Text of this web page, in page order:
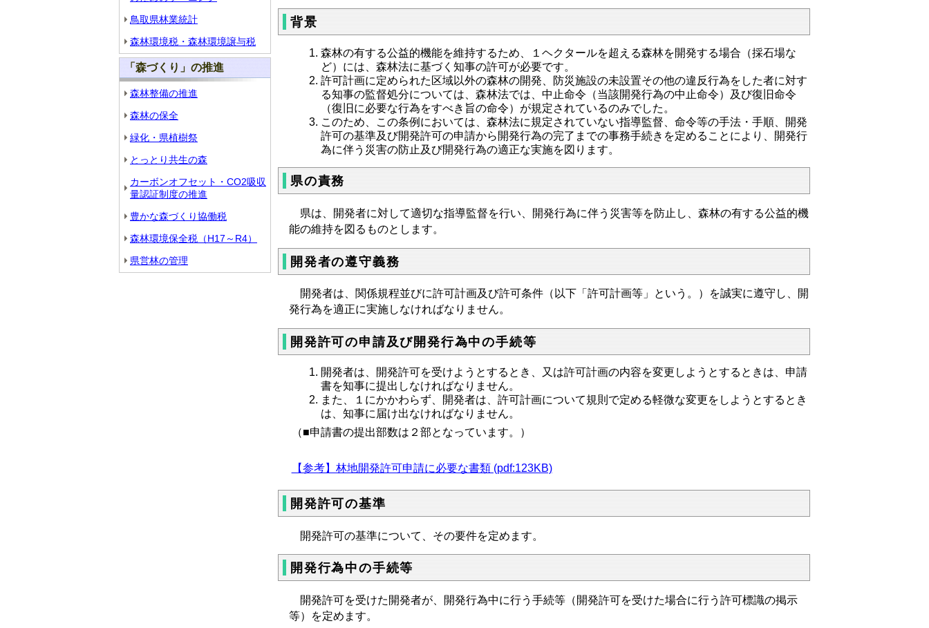
鳥取県林業統計
森林環境税・森林環境譲与税
「森づくり」の推進
森林整備の推進
森林の保全
緑化・県植樹祭
とっとり共生の森
カーボンオフセット・CO2吸収
量認証制度の推進
豊かな森づくり協働税
森林環境保全税（H17～R4）
県営林の管理
背景
森林の有する公益的機能を維持するため、１ヘクタールを超える森林を開発する場合（採石場な
ど）には、森林法に基づく知事の許可が必要です。
許可計画に定められた区域以外の森林の開発、防災施設の未設置その他の違反行為をした者に対す
る知事の監督処分については、森林法では、中止命令（当該開発行為の中止命令）及び復旧命令
（復旧に必要な行為をすべき旨の命令）が規定されているのみでした。
このため、この条例においては、森林法に規定されていない指導監督、命令等の手法・手順、開発
許可の基準及び開発許可の申請から開発行為の完了までの事務手続きを定めることにより、開発行
為に伴う災害の防止及び開発行為の適正な実施を図ります。
県の責務
県は、開発者に対して適切な指導監督を行い、開発行為に伴う災害等を防止し、森林の有する公益的機
能の維持を図るものとします。
開発者の遵守義務
開発者は、関係規程並びに許可計画及び許可条件（以下「許可計画等」という。）を誠実に遵守し、開
発行為を適正に実施しなければなりません。
開発許可の申請及び開発行為中の手続等
開発者は、開発許可を受けようとするとき、又は許可計画の内容を変更しようとするときは、申請
書を知事に提出しなければなりません。
また、１にかかわらず、開発者は、許可計画について規則で定める軽微な変更をしようとするとき
は、知事に届け出なければなりません。
（■申請書の提出部数は２部となっています。）
【参考】林地開発許可申請に必要な書類 (pdf:123KB)
開発許可の基準
開発許可の基準について、その要件を定めます。
開発行為中の手続等
開発許可を受けた開発者が、開発行為中に行う手続等（開発許可を受けた場合に行う許可標識の掲示
等）を定めます。